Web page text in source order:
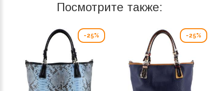
Посмотрите также:
-25% -25%